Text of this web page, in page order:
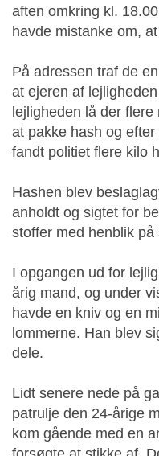
aften omkring kl.
havde mistanke om,
På adressen traf de
at ejeren af
lejligheden lå der flere
at pakke hash og
fandt politiet flere kilo
Hashen blev
anholdt og sigtet for
stoffer med henblik på
I opgangen ud for
årig mand, og under
havde en kniv og en
lommerne. Han blev
dele.
Lidt senere nede på
patrulje den 24-årige
kom gående med en